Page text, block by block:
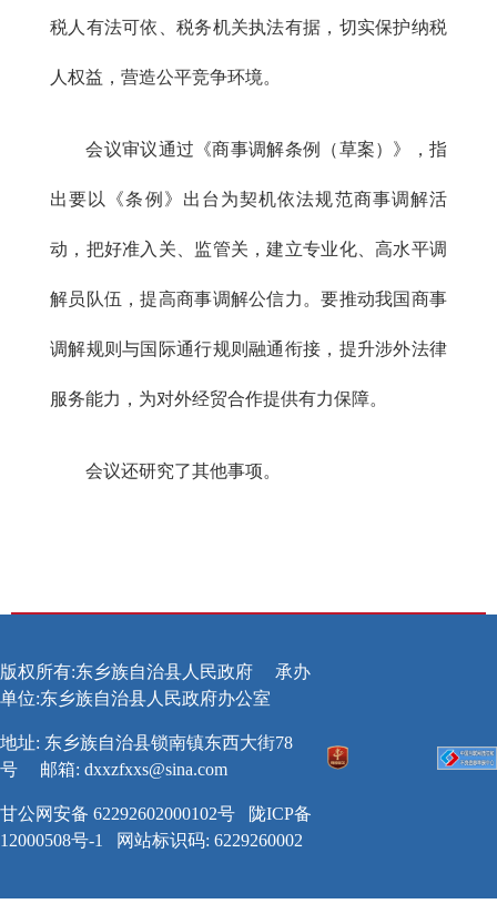
税人有法可依、税务机关执法有据，切实保护纳税
人权益，营造公平竞争环境。
会议审议通过《商事调解条例（草案）》，指
出要以《条例》出台为契机依法规范商事调解活
动，把好准入关、监管关，建立专业化、高水平调
解员队伍，提高商事调解公信力。要推动我国商事
调解规则与国际通行规则融通衔接，提升涉外法律
服务能力，为对外经贸合作提供有力保障。
会议还研究了其他事项。
版权所有:东乡族自治县人民政府
承办
单位:东乡族自治县人民政府办公室
地址: 东乡族自治县锁南镇东西大街78
号
邮箱: dxxzfxxs@sina.com
甘公网安备 62292602000102号
陇ICP备
12000508号-1
网站标识码: 6229260002